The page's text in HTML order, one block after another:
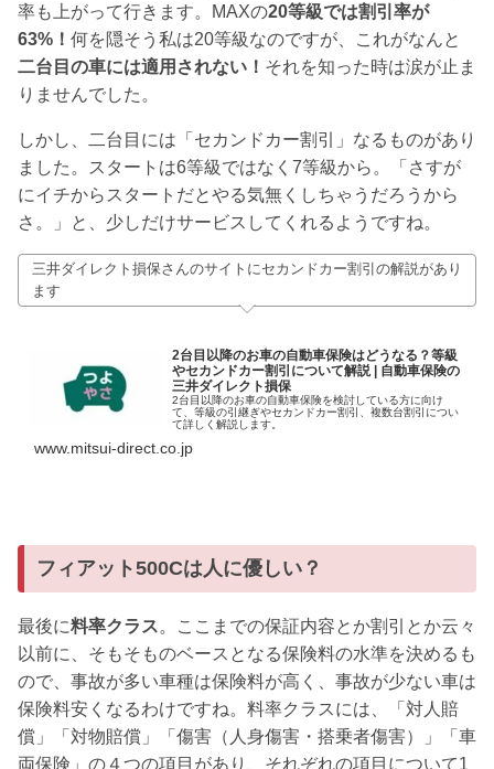
率も上がって行きます。MAXの20等級では割引率が
63%！ 何を隠そう私は20等級なのですが、これがなんと
二台目の車には適用されない！ それを知った時は涙が止ま
りませんでした。
しかし、二台目には「セカンドカー割引」なるものがあり
ました。スタートは6等級ではなく7等級から。「さすが
にイチからスタートだとやる気無くしちゃうだろうから
さ。」と、少しだけサービスしてくれるようですね。
三井ダイレクト損保さんのサイトにセカンドカー割引の解説があり
ます
2台目以降のお車の自動車保険はどうなる？等級
やセカンドカー割引について解説 | 自動車保険の
三井ダイレクト損保
2台目以降のお車の自動車保険を検討している方に向け
て、等級の引継ぎやセカンドカー割引、複数台割引につい
て詳しく解説します。
www.mitsui-direct.co.jp
フィアット500Cは人に優しい？
最後に料率クラス。ここまでの保証内容とか割引とか云々
以前に、そもそものベースとなる保険料の水準を決めるも
ので、事故が多い車種は保険料が高く、事故が少ない車は
保険料安くなるわけですね。料率クラスには、「対人賠
償」「対物賠償」「傷害（人身傷害・搭乗者傷害）」「車
両保険」の４つの項目があり、それぞれの項目について1